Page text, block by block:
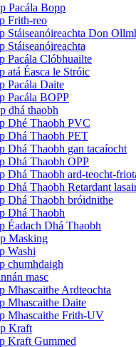
Pacála Bopp
Frith-reo
Stáiseanóireachta Don
Stáiseanóireachta
Pacála Clóbhuailte
atá Éasca le Stróic
Pacála Daite
Pacála BOPP
dhá thaobh
Dhé Thaobh PVC
Dhá Thaobh PET
Dhá Thaobh gan tacaíocht
Dhá Thaobh OPP
Dhá Thaobh ard-teocht-
Dhá Thaobh Retardant
Dhá Thaobh bróidnithe
Dhá Thaobh
Éadach Dhá Thaobh
Masking
Washi
chumhdaigh
masc
Mhascaithe Ardteochta
Mhascaithe Daite
Mhascaithe Frith-UV
Kraft
Kraft Gummed